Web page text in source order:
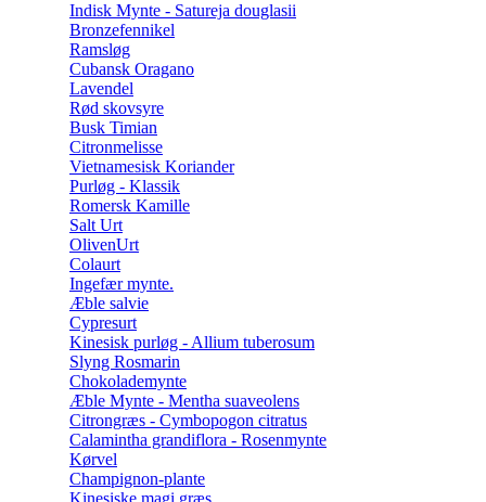
Indisk Mynte - Satureja douglasii
Bronzefennikel
Ramsløg
Cubansk Oragano
Lavendel
Rød skovsyre
Busk Timian
Citronmelisse
Vietnamesisk Koriander
Purløg - Klassik
Romersk Kamille
Salt Urt
OlivenUrt
Colaurt
Ingefær mynte.
Æble salvie
Cypresurt
Kinesisk purløg - Allium tuberosum
Slyng Rosmarin
Chokolademynte
Æble Mynte - Mentha suaveolens
Citrongræs - Cymbopogon citratus
Calamintha grandiflora - Rosenmynte
Kørvel
Champignon-plante